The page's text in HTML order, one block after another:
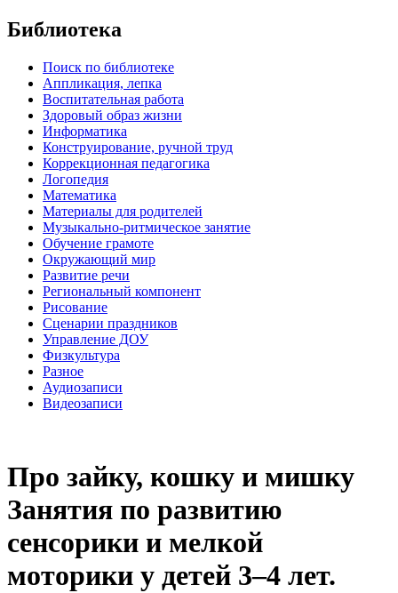
Библиотека
Поиск по библиотеке
Аппликация, лепка
Воспитательная работа
Здоровый образ жизни
Информатика
Конструирование, ручной труд
Коррекционная педагогика
Логопедия
Математика
Материалы для родителей
Музыкально-ритмическое занятие
Обучение грамоте
Окружающий мир
Развитие речи
Региональный компонент
Рисование
Сценарии праздников
Управление ДОУ
Физкультура
Разное
Аудиозаписи
Видеозаписи
Про зайку, кошку и мишку
Занятия по развитию
сенсорики и мелкой
моторики у детей 3–4 лет.